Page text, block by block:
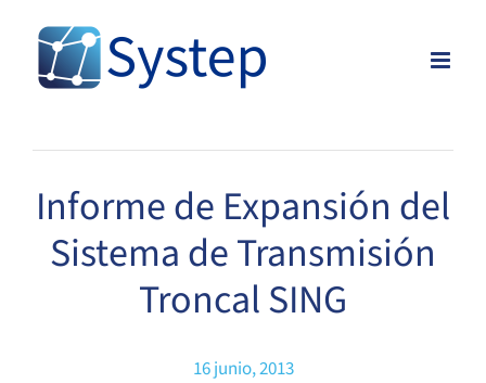
content
Informe de Expansión del
Sistema de Transmisión
Troncal SING
16 junio, 2013